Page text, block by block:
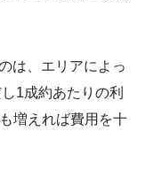
は、エリアによっ
1成約あたりの利
増えれば費用を十